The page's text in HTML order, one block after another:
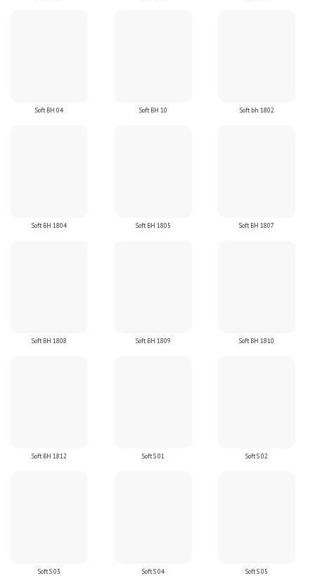
Soft BH 04 Soft BH 10 Soft bh 1802
Soft BH 1804 Soft BH 1805 Soft BH 1807
Soft BH 1808 Soft BH 1809 Soft BH 1810
Soft BH 1812 Soft S 01 Soft S 02
Soft S 03 Soft S 04 Soft S 05